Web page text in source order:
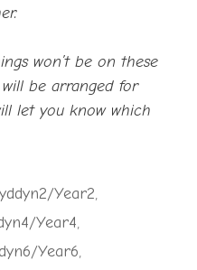
won’t be on these
be arranged for
let you know which
Year2,
Year4,
Year6,